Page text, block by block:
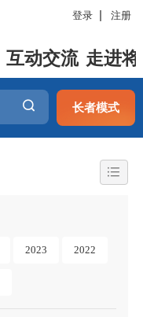
登录 注册
互动交流 走进
长者模式
2023 2022